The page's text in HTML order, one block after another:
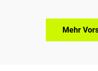
Mehr